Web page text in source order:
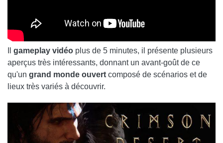
gameplay vidéo plus de 5 minutes, il présente plusieurs
aperçus très intéressants, donnant un avant-goût de ce
qu'un grand monde ouvert composé de scénarios et de
lieux très variés à découvrir.